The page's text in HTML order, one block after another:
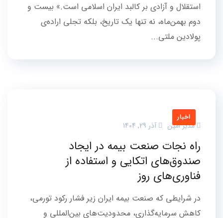
استقلال و آزادی بر کالبد ایران اسلامی است.» بیست و
دوم بهمن‌ماه، نه تنها یک تاریخ، بلکه تجلی اراده‌ی
پولادین ملتی...
اخبار
مدیر امین آذر 29, 1404
راه نجات صنعت بیمه در ایجاد
صندوق‌های اتکایی و استفاده از
فناوری‌های روز
در شرایطی که صنعت بیمه ایران زیر فشار رکود تورمی،
کاهش سرمایه‌گذاری، محدودیت‌های بین‌المللی و